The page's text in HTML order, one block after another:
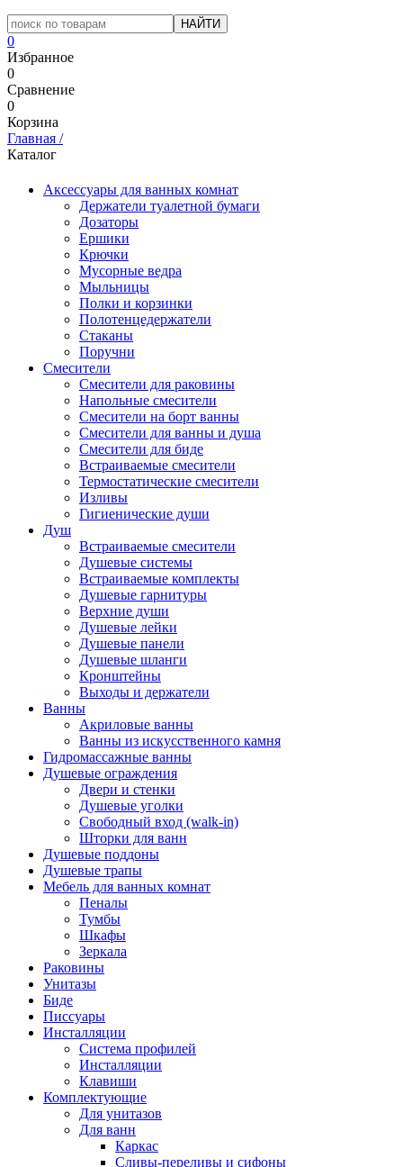
0
Избранное
0
Сравнение
0
Корзина
Главная /
Каталог
Аксессуары для ванных комнат
Держатели туалетной бумаги
Дозаторы
Ершики
Крючки
Мусорные ведра
Мыльницы
Полки и корзинки
Полотенцедержатели
Стаканы
Поручни
Смесители
Смесители для раковины
Напольные смесители
Смесители на борт ванны
Смесители для ванны и душа
Смесители для биде
Встраиваемые смесители
Термостатические смесители
Изливы
Гигиенические души
Душ
Встраиваемые смесители
Душевые системы
Встраиваемые комплекты
Душевые гарнитуры
Верхние души
Душевые лейки
Душевые панели
Душевые шланги
Кронштейны
Выходы и держатели
Ванны
Акриловые ванны
Ванны из искусственного камня
Гидромассажные ванны
Душевые ограждения
Двери и стенки
Душевые уголки
Свободный вход (walk-in)
Шторки для ванн
Душевые поддоны
Душевые трапы
Мебель для ванных комнат
Пеналы
Тумбы
Шкафы
Зеркала
Раковины
Унитазы
Биде
Писсуары
Инсталляции
Система профилей
Инсталляции
Клавиши
Комплектующие
Для унитазов
Для ванн
Каркас
Сливы-переливы и сифоны